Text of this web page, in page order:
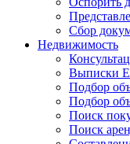
Сбор
Недвижимость
Выписки
Подбор
Подбор
Поиск
Поиск